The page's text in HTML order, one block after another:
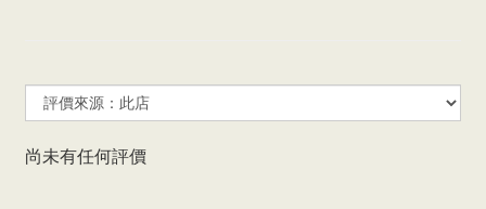
尚未有任何評價